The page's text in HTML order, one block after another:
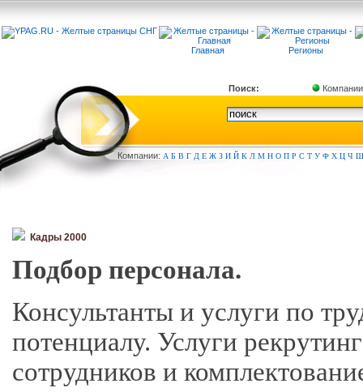
Главная Регионы
Поиск: Компании
Компании: А Б В Г Д Е Ж З И Й К Л М Н О П Р С Т У Ф Х Ц Ч Ш
Кадры 2000
Подбор персонала.
Консультанты и услуги по
потенциалу. Услуги
сотрудников и